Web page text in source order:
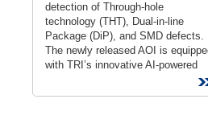
detection of Through-hole
technology (THT), Dual-in-line
Package (DiP), and SMD defects.
The newly released AOI is
with TRI’s innovative AI-powered
measurements...